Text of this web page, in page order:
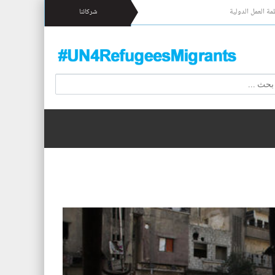
العمل الدولية شركائنا
شخصا قبالة السواحل الإسبانية.